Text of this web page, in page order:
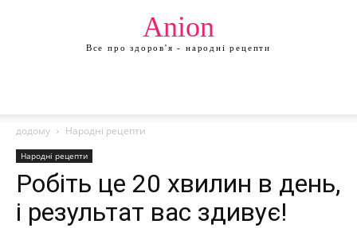
Anion
Все про здоров'я - народні рецепти
додому Народні рецепти
Народні рецепти
Робіть це 20 хвилин в день,
і результат вас здивує!